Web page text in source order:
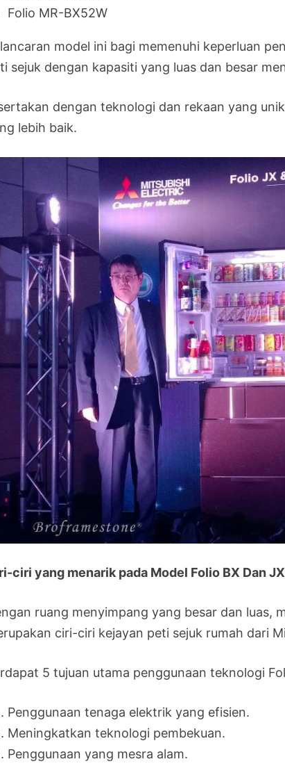
Folio MR-BX52W
model ini bagi memenuhi keperluan
sejuk dengan kapasiti yang luas dan besar
dengan teknologi dan rekaan yang
lebih baik.
ciri yang menarik pada Model Folio BX Dan
ruang menyimpang yang besar dan luas,
ciri-ciri kejayan peti sejuk rumah dari
5 tujuan utama penggunaan teknologi
Penggunaan tenaga elektrik yang efisien.
Meningkatkan teknologi pembekuan.
Penggunaan yang mesra alam.